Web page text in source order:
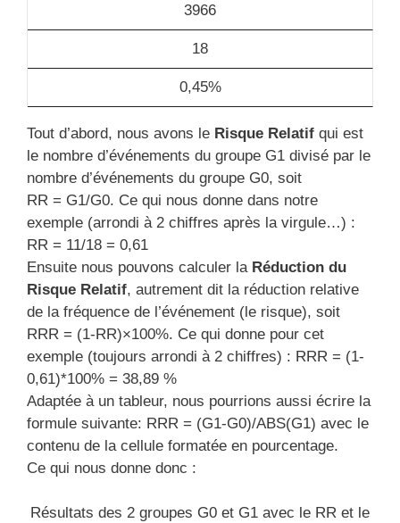
3966
18
0,45%
Tout d’abord, nous avons le Risque Relatif qui est
le nombre d’événements du groupe G1 divisé par le
nombre d’événements du groupe G0, soit
RR = G1/G0. Ce qui nous donne dans notre
exemple (arrondi à 2 chiffres après la virgule…) :
RR = 11/18 = 0,61
Ensuite nous pouvons calculer la Réduction du
Risque Relatif, autrement dit la réduction relative
de la fréquence de l’événement (le risque), soit
RRR = (1-RR)×100%. Ce qui donne pour cet
exemple (toujours arrondi à 2 chiffres) : RRR = (1-
0,61)*100% = 38,89 %
Adaptée à un tableur, nous pourrions aussi écrire la
formule suivante: RRR = (G1-G0)/ABS(G1) avec le
contenu de la cellule formatée en pourcentage.
Ce qui nous donne donc :
Résultats des 2 groupes G0 et G1 avec le RR et le